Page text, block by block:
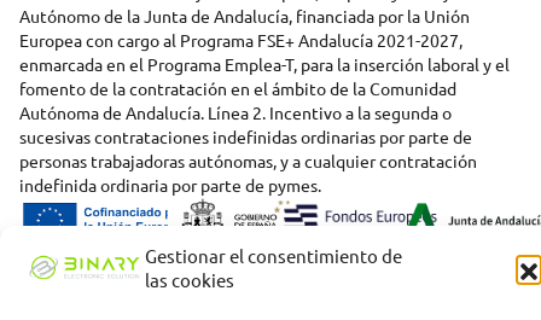
Gestionar el consentimiento de
las cookies
Autónomo de la Junta de Andalucía, financiada por la Unión
Europea con cargo al Programa FSE+ Andalucía 2021-2027,
enmarcada en el Programa Emplea-T, para la inserción laboral y el
fomento de la contratación en el ámbito de la Comunidad
Autónoma de Andalucía. Línea 2. Incentivo a la segunda o
sucesivas contrataciones indefinidas ordinarias por parte de
personas trabajadoras autónomas, y a cualquier contratación
indefinida ordinaria por parte de pymes.